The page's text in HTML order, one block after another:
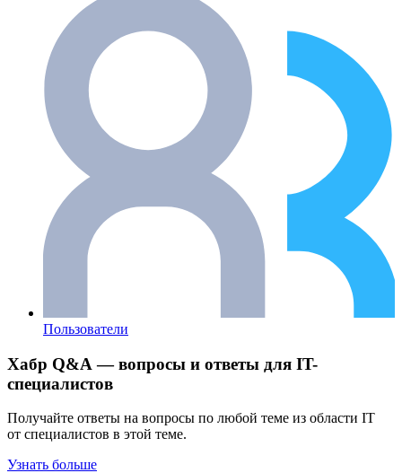
Пользователи
Хабр Q&A — вопросы и ответы для IT-
специалистов
Получайте ответы на вопросы по любой теме из области IT
от специалистов в этой теме.
Узнать больше